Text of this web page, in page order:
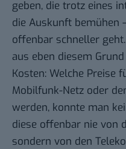
geben, die trotz eines
die Auskunft bemühen
offenbar schneller
aus eben diesem
Kosten: Welche Preise
Mobilfunk-Netz oder
werden, konnte man
diese offenbar nie von
sondern von den